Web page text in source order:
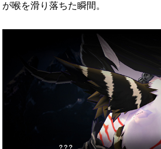
が喉を滑り落ちた瞬間。